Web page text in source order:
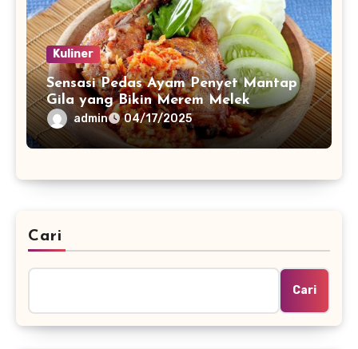
Kuliner
Sensasi Pedas Ayam Penyet Mantap
Gila yang Bikin Merem Melek
admin 04/17/2025
Cari
Cari